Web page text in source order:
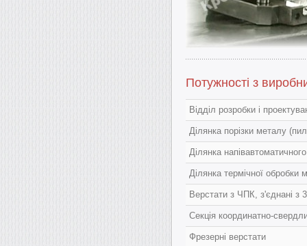
Потужності з
Відділ розробки і
Ділянка порізки металу
Ділянка
Ділянка термічної
Верстати з ЧПК, з'єднані з
Секція координатно-
Фрезерні верстати